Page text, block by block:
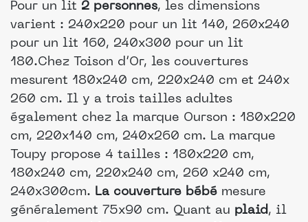
Pour un lit 2 personnes, les dimensions
varient : 240x220 pour un lit 140, 260x240
pour un lit 160, 240x300 pour un lit
180.Chez Toison d’Or, les couvertures
mesurent 180x240 cm, 220x240 cm et 240x
260 cm. Il y a trois tailles adultes
également chez la marque Ourson : 180x220
cm, 220x140 cm, 240x260 cm. La marque
Toupy propose 4 tailles : 180x220 cm,
180x240 cm, 220x240 cm, 260 x240 cm,
240x300cm. La couverture bébé mesure
généralement 75x90 cm. Quant au plaid , il